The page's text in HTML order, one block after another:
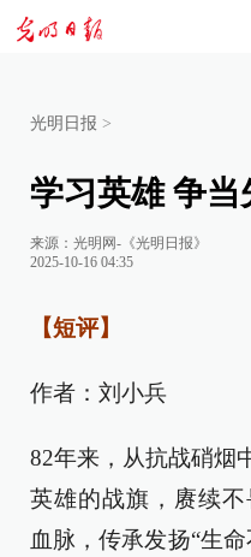
光明日报 >
学习英雄 争当
来源： 光明网-《光明日报》
2025-10-16 04:35
【短评】
作者：刘小兵
82年来，从抗战硝烟
英雄的战旗，赓续
血脉，传承发扬“生